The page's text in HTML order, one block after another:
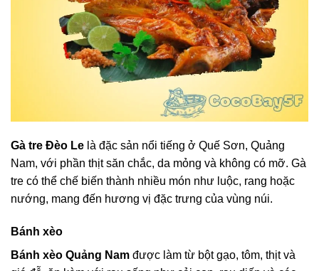
Gà tre Đèo Le là đặc sản nổi tiếng ở Quế Sơn, Quảng
Nam, với phần thịt săn chắc, da mỏng và không có mỡ. Gà
tre có thể chế biến thành nhiều món như luộc, rang hoặc
nướng, mang đến hương vị đặc trưng của vùng núi.
Bánh xèo
Bánh xèo Quảng Nam được làm từ bột gạo, tôm, thịt và